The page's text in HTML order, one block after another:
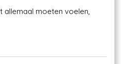
allemaal moeten voelen,